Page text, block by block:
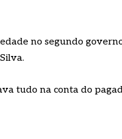
no segundo
tudo na conta do